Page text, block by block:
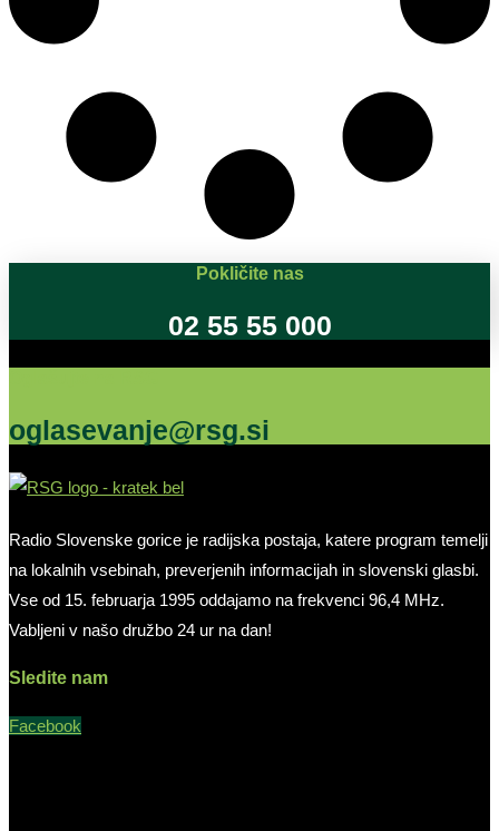
Pokličite nas
02 55 55 000
oglasevanje@rsg.si
Radio Slovenske gorice je radijska postaja, katere program temelji
na lokalnih vsebinah, preverjenih informacijah in slovenski glasbi.
Vse od 15. februarja 1995 oddajamo na frekvenci 96,4 MHz.
Vabljeni v našo družbo 24 ur na dan!
Sledite nam
Facebook